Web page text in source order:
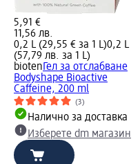
5,91 €
11,56 лв.
0,2 L (29,55 € за 1 L)0,2 L
(57,79 лв. за 1 L)
biotenГел за отслабване
Bodyshape Bioactive
Caffeine, 200 ml
(3)
Налично за доставка
Изберете dm магазин